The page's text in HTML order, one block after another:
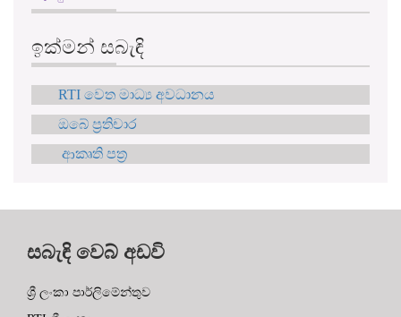
ඔබේ ප්‍රතිචාර
RTI ශ්‍රී ලංකා
මාධ්‍ය සබැඳි